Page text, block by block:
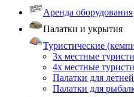
Аренда оборудования
Палатки и укрытия
Туристические
3х местные
4х местные
Палатки для
Палатки для